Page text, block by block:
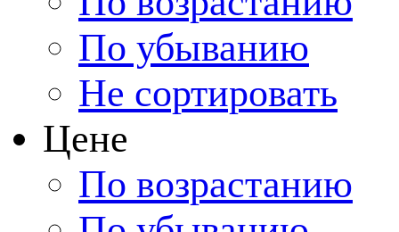
По убыванию
Не сортировать
Цене
По возрастанию